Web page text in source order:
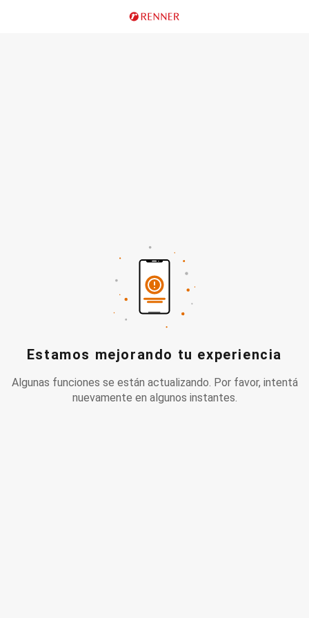
Estamos mejorando tu experiencia
Algunas funciones se están actualizando. Por favor, intentá
nuevamente en algunos instantes.